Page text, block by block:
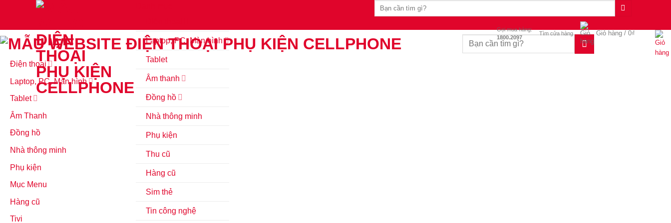
content
Laptop, PC, Màn hình
Tablet
Âm thanh
Đồng hồ
Nhà thông minh
Phụ kiện
Thu cũ
Hàng cũ
Sim thẻ
Tin công nghệ
Tìm
Gọi mua hàng:
1800.2097
Tìm cửa hàng Giỏ hàng / 0₫
Tìm
kiếm:
Điện thoại
Laptop, PC, Màn hình
Tablet
Âm Thanh
Đồng hồ
Nhà thông minh
Phụ kiện
Mục Menu
Hàng cũ
Tivi